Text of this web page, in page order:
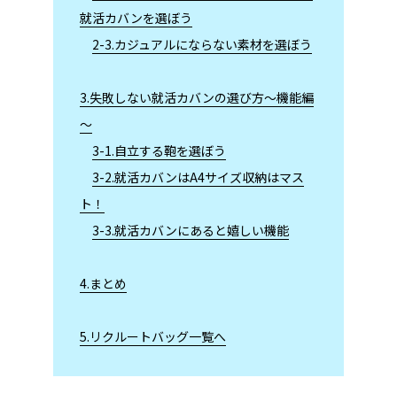
就活カバンを選ぼう
2-3.カジュアルにならない素材を選ぼう
3.失敗しない就活カバンの選び方～機能編
～
3-1.自立する鞄を選ぼう
3-2.就活カバンはA4サイズ収納はマス
ト！
3-3.就活カバンにあると嬉しい機能
4.まとめ
5.リクルートバッグ一覧へ